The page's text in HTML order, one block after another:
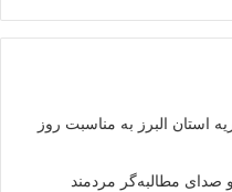
استان البرز به مناسبت روز
صدای مطالبه‌گر مردمند